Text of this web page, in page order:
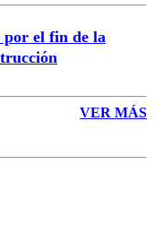
por el fin de la
VER MÁS